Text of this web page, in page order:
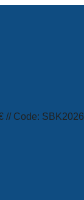
// Code: SBK2026